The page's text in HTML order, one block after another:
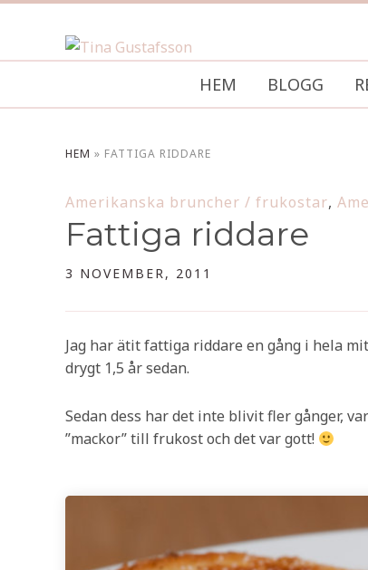
HEM BLOGG
HEM » FATTIGA RIDDARE
Amerikanska bruncher / frukostar,
Fattiga riddare
3 NOVEMBER, 2011
Jag har ätit fattiga riddare en gång i hela
drygt 1,5 år sedan.
Sedan dess har det inte blivit fler gånger,
”mackor” till frukost och det var gott!